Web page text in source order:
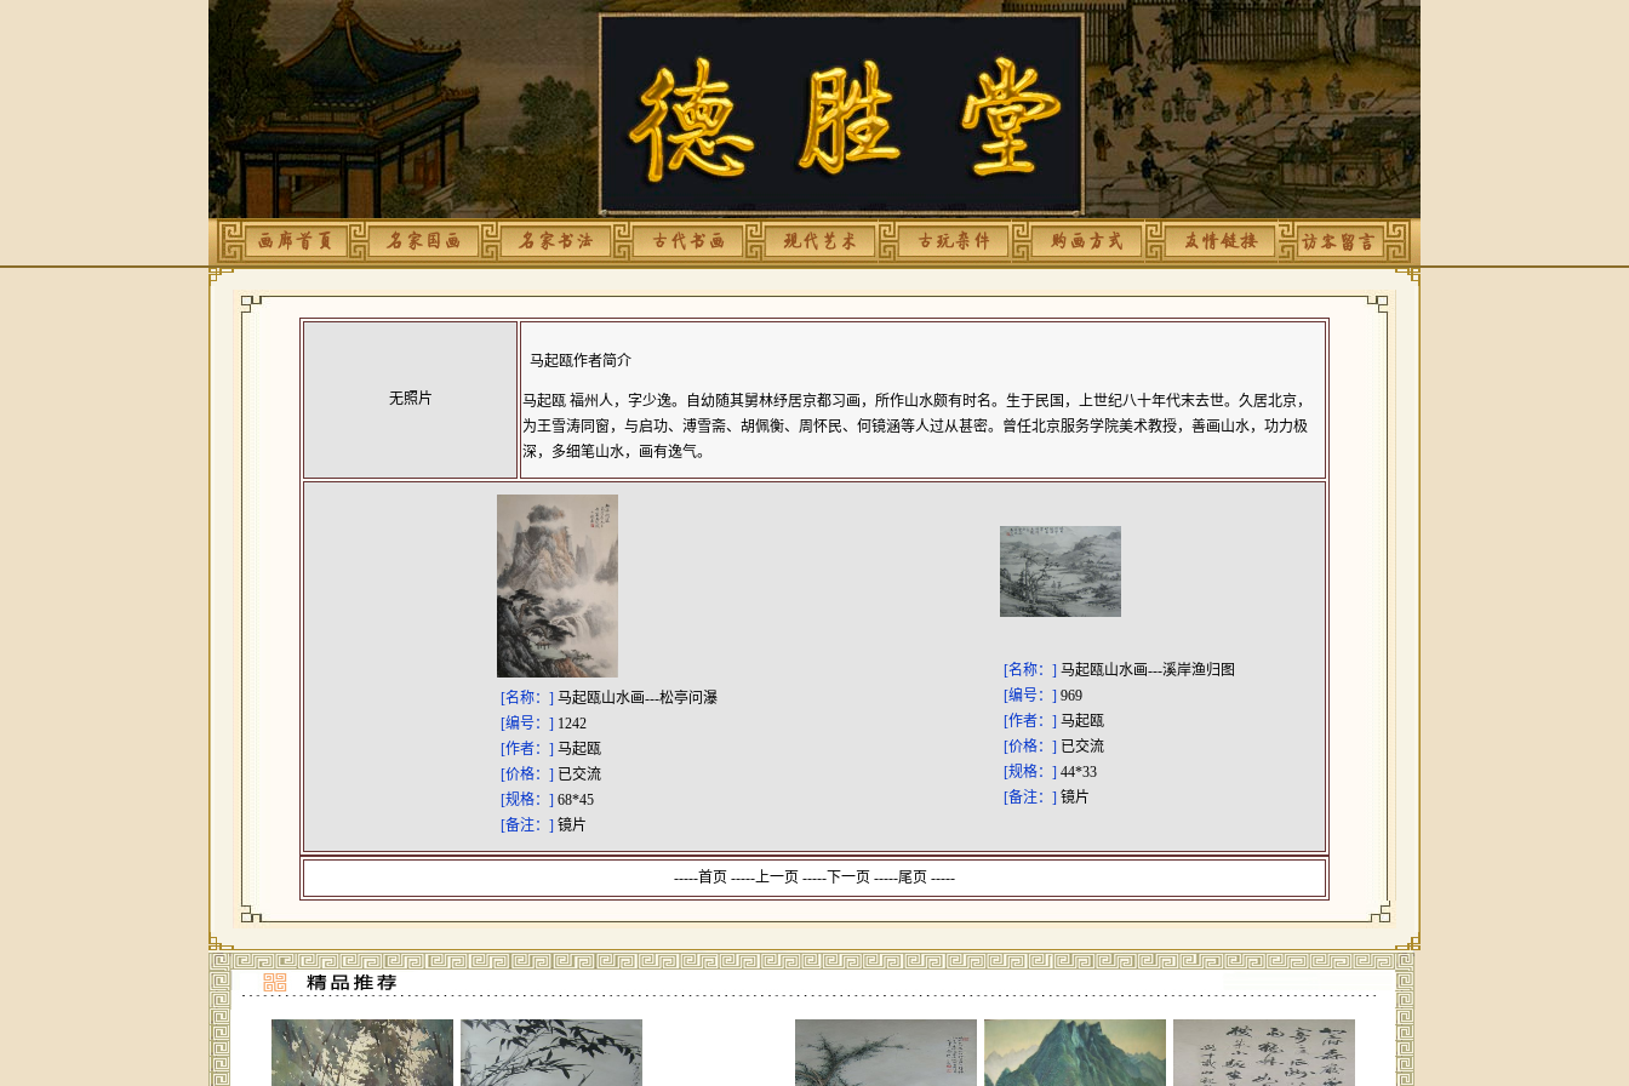
无照片
马起瓯作者简介
马起瓯 福州人，字少逸。自幼随其舅林纾居京都习画，所作山水颇有时名。生于民国，上世纪八十年代末去世。久居北京，
为王雪涛同窗，与启功、溥雪斋、胡佩衡、周怀民、何镜涵等人过从甚密。曾任北京服务学院美术教授，善画山水，功力极
深，多细笔山水，画有逸气。
[名称：] 马起瓯山水画---松亭问瀑
[编号：] 1242
[作者：] 马起瓯
[价格：] 已交流
[规格：] 68*45
[备注：] 镜片
[名称：] 马起瓯山水画---溪岸渔归图
[编号：] 969
[作者：] 马起瓯
[价格：] 已交流
[规格：] 44*33
[备注：] 镜片
-----首页 -----上一页 -----下一页 -----尾页 -----